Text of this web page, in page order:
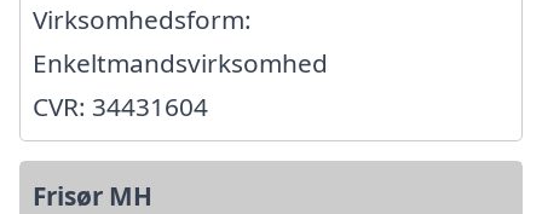
Virksomhedsform:
Enkeltmandsvirksomhed
CVR: 34431604
Frisør MH